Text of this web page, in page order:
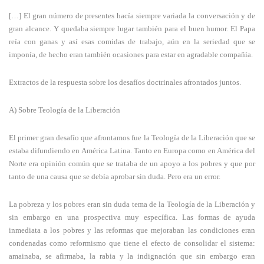
[…] El gran número de presentes hacía siempre variada la conversación y de
gran alcance. Y quedaba siempre lugar también para el buen humor. El Papa
reía con ganas y así esas comidas de trabajo, aún en la seriedad que se
imponía, de hecho eran también ocasiones para estar en agradable compañía.
Extractos de la respuesta sobre los desafíos doctrinales afrontados juntos.
A) Sobre Teología de la Liberación
El primer gran desafío que afrontamos fue la Teología de la Liberación que se
estaba difundiendo en América Latina. Tanto en Europa como en América del
Norte era opinión común que se trataba de un apoyo a los pobres y que por
tanto de una causa que se debía aprobar sin duda. Pero era un error.
La pobreza y los pobres eran sin duda tema de la Teología de la Liberación y
sin embargo en una prospectiva muy específica. Las formas de ayuda
inmediata a los pobres y las reformas que mejoraban las condiciones eran
condenadas como reformismo que tiene el efecto de consolidar el sistema:
amainaba, se afirmaba, la rabia y la indignación que sin embargo eran